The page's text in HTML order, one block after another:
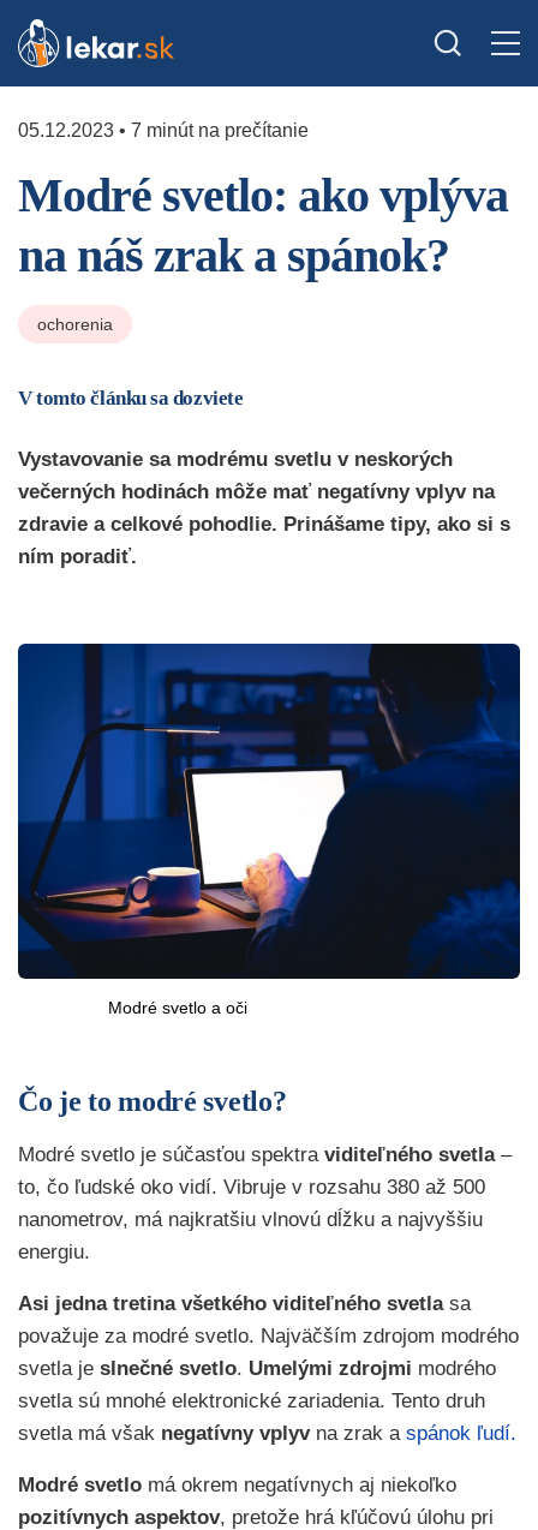
05.12.2023 • 7 minút na prečítanie
Modré svetlo: ako vplýva
na náš zrak a spánok?
ochorenia
V tomto článku sa dozviete
Vystavovanie sa modrému svetlu v neskorých
večerných hodinách môže mať negatívny vplyv na
zdravie a celkové pohodlie. Prinášame tipy, ako si s
ním poradiť.
Modré svetlo a oči
Čo je to modré svetlo?
Modré svetlo je súčasťou spektra viditeľného svetla–
to, čo ľudské oko vidí. Vibruje v rozsahu 380 až 500
nanometrov, má najkratšiu vlnovú dĺžku a najvyššiu
energiu.
Asi jedna tretina všetkého viditeľného svetlasa
považuje za modré svetlo. Najväčším zdrojom modrého
svetla je slnečné svetlo. Umelými zdrojmi modrého
svetla sú mnohé elektronické zariadenia. Tento druh
svetla má však negatívny vplyvna zrak a spánok ľudí.
Modré svetlo má okrem negatívnych aj niekoľko
pozitívnych aspektov, pretože hrá kľúčovú úlohu pri